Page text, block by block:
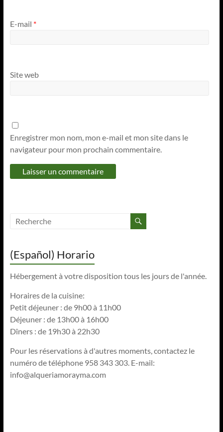
E-mail *
Site web
Enregistrer mon nom, mon e-mail et mon site dans le
navigateur pour mon prochain commentaire.
(Español) Horario
Hébergement à votre disposition tous les jours de l'année.
Horaires de la cuisine:
Petit déjeuner : de 9h00 à 11h00
Déjeuner : de 13h00 à 16h00
Dîners : de 19h30 à 22h30
Pour les réservations à d'autres moments, contactez le
numéro de téléphone 958 343 303. E-mail:
info@alqueriamorayma.com